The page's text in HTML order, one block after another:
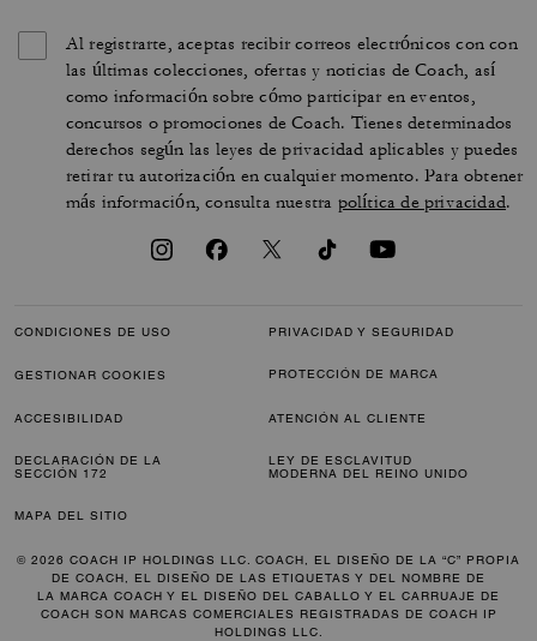
Al registrarte, aceptas recibir correos electrónicos con con
las últimas colecciones, ofertas y noticias de Coach, así
como información sobre cómo participar en eventos,
concursos o promociones de Coach. Tienes determinados
derechos según las leyes de privacidad aplicables y puedes
retirar tu autorización en cualquier momento. Para obtener
más información, consulta nuestra política de privacidad.
CONDICIONES DE USO PRIVACIDAD Y SEGURIDAD
GESTIONAR COOKIES PROTECCIÓN DE MARCA
ACCESIBILIDAD ATENCIÓN AL CLIENTE
DECLARACIÓN DE LA
SECCIÓN 172
LEY DE ESCLAVITUD
MODERNA DEL REINO UNIDO
MAPA DEL SITIO
© 2026 COACH IP HOLDINGS LLC. COACH, EL DISEÑO DE LA “C” PROPIA
DE COACH, EL DISEÑO DE LAS ETIQUETAS Y DEL NOMBRE DE
LA MARCA COACH Y EL DISEÑO DEL CABALLO Y EL CARRUAJE DE
COACH SON MARCAS COMERCIALES REGISTRADAS DE COACH IP
HOLDINGS LLC.